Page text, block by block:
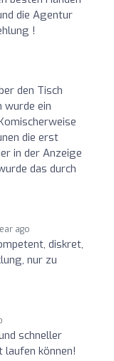
die Agentur
!
den Tisch
wurde ein
die erst
in der Anzeige
das durch
ago
diskret,
nur zu
schneller
laufen können!